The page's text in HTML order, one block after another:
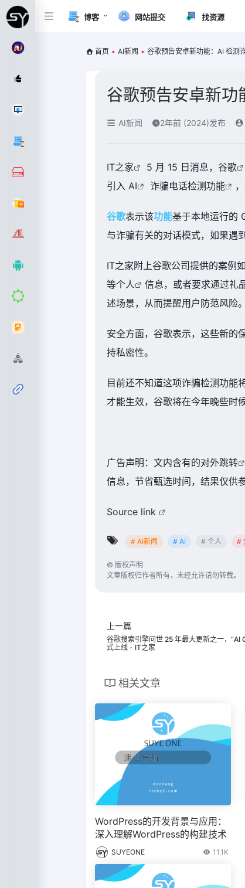
博客 网站提交 找资源
首页 • AI新闻 • 谷歌预告安卓新功能：AI 检测
谷歌预告安卓新功
AI新闻 2年前 (2024)发布
IT之家 5 月 15 日消息， 谷歌
引入 AI 诈骗电话检测功能 ，
谷歌表示该功能基于本地运行的
与诈骗有关的对话模式，如果遇
IT之家附上谷歌公司提供的案例
等个人 信息，或者要求通过礼
述场景，从而提醒用户防范风险。
安全方面，谷歌表示，这些新的
持私密性。
目前还不知道这项诈骗检测功能
才能生效，谷歌将在今年晚些时
广告声明：文内含有的对外跳转
信息，节省甄选时间，结果仅供
Source link
# AI新闻 # AI # 个人 #
© 版权声明
文章版权归作者所有，未经允许请勿转载。
上一篇
谷歌搜索引擎问世 25 年最大更新之一，“AI
式上线 - IT之家
相关文章
WordPress的开发背景与应用：
深入理解WordPress的构建技术
SUYEONE 11.1K